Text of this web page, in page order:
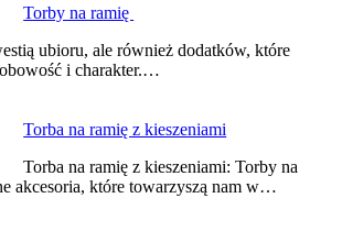
Torby na ramię
ubioru, ale również dodatków, które
i charakter.…
Torba na ramię z kieszeniami
Torba na ramię z kieszeniami: Torby na
akcesoria, które towarzyszą nam w…